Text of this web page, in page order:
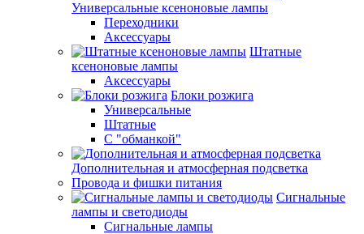
Универсальные ксеноновые лампы
Переходники
Аксессуары
Штатные
ксеноновые лампы
Аксессуары
Блоки розжига
Универсальные
Штатные
С "обманкой"
Дополнительная и атмосферная подсветка
Провода и фишки питания
Cигнальные
лампы и светодиоды
Сигнальные лампы